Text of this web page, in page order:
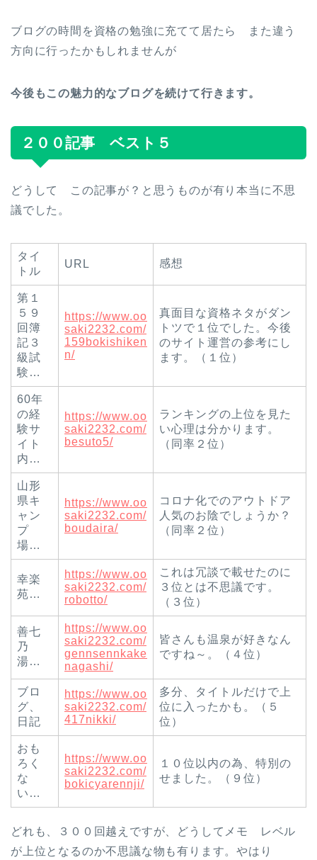
ブログの時間を資格の勉強に充てて居たら また違う
方向に行ったかもしれませんが
今後もこの魅力的なブログを続けて行きます。
２００記事 ベスト５
どうして この記事が？と思うものが有り本当に不思
議でした。
タイ
トル
URL 感想
第１
５９
回簿
記３
級試
験…
https://www.oo
saki2232.com/
159bokishiken
n/
真面目な資格ネタがダン
トツで１位でした。今後
のサイト運営の参考にし
ます。（１位）
60年
の経
験サ
イト
内…
https://www.oo
saki2232.com/
besuto5/
ランキングの上位を見た
い心理は分かります。
（同率２位）
山形
県キ
ャン
プ
場…
https://www.oo
saki2232.com/
boudaira/
コロナ化でのアウトドア
人気のお陰でしょうか？
（同率２位）
幸楽
苑…
https://www.oo
saki2232.com/
robotto/
これは冗談で載せたのに
３位とは不思議です。
（３位）
善七
乃
湯…
https://www.oo
saki2232.com/
gennsennkake
nagashi/
皆さんも温泉が好きなん
ですね～。（４位）
ブロ
グ、
日記
https://www.oo
saki2232.com/
417nikki/
多分、タイトルだけで上
位に入ったかも。（５
位）
おも
ろく
な
い…
https://www.oo
saki2232.com/
bokicyarennji/
１０位以内の為、特別の
せました。（９位）
どれも、３００回越えですが、どうしてメモ レベル
が上位となるのか不思議な物も有ります。やはり